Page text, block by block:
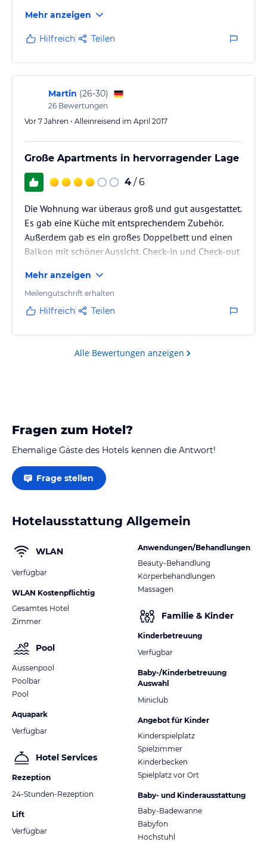
Mehr anzeigen
Hilfreich Teilen
Martin (26-30)
26 Bewertungen
Vor 7 Jahren • Alleinreisend im April 2017
Große Apartments in hervorragender Lage
4 / 6
Die Wohnung war überaus groß und gut ausgestattet.
Es gab eine Küche mit entsprechendem Zubehör.
Außerdem gab es ein großes Doppelbett und einen
Balkon mit schöner Aussicht. Check-in und Check-out
stehen zur Verfügung (an Rezeption erfragen, da es
eine Schranke gibt). Zum Meer und zur Promenade
sind es nur wenige Meter zu Fuß.
Mehr anzeigen
Meilengutschrift erhalten
Hilfreich Teilen
Alle Bewertungen anzeigen
Fragen zum Hotel?
Ehemalige Gäste des Hotels kennen die Antwort!
Frage stellen
Hotelausstattung Allgemein
WLAN
Verfügbar
WLAN Kostenpflichtig
Gesamtes Hotel
Zimmer
Pool
Aussenpool
Poolbar
Pool
Aquapark
Verfügbar
Hotel Services
Rezeption
24-Stunden-Rezeption
Lift
Verfügbar
Anwendungen/Behandlungen
Beauty-Behandlung
Körperbehandlungen
Massagen
Familie & Kinder
Kinderbetreuung
Verfügbar
Baby-/Kinderbetreuung
Auswahl
Miniclub
Angebot für Kinder
Kinderspielplatz
Spielzimmer
Kinderbecken
Spielplatz vor Ort
Baby- und Kinderausstattung
Baby-Badewanne
Babyfon
Hochstuhl